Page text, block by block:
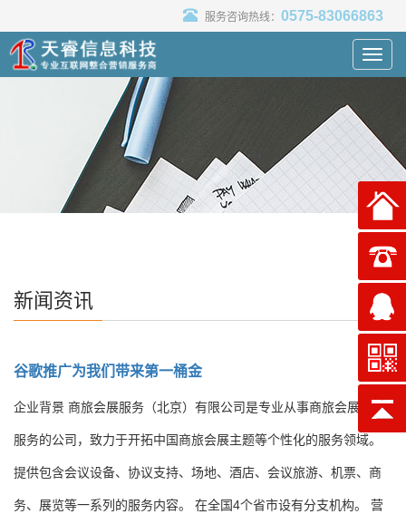
服务咨询热线： 0575-83066863
新闻资讯
谷歌推广为我们带来第一桶金
​企业背景 商旅会展服务（北京）有限公司是专业从事商旅会展策划
服务的公司，致力于开拓中国商旅会展主题等个性化的服务领域。
提供包含会议设备、协议支持、场地、酒店、会议旅游、机票、商
务、展览等一系列的服务内容。 在全国4个省市设有分支机构。 营